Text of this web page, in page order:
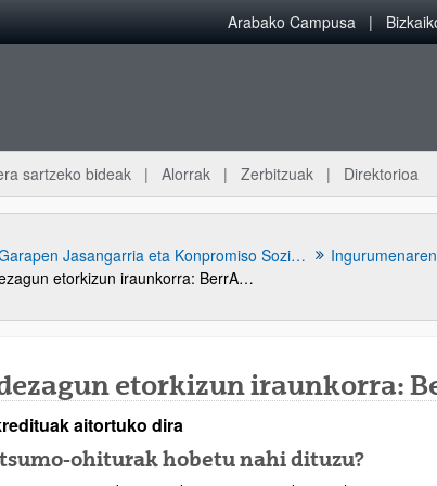
Arabako Campusa
sartzeko bideak Alorrak Zerbitzuak Direktorioa
Garapen Jasangarria eta Konpromiso Soziala
Eraiki dezagun etorkizun iraunkorra: BerrAktibatu+
etorkizun iraunkorra:
aitortuko dira
ohiturak hobetu nahi dituzu?